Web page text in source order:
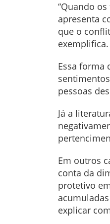
“Quando
apresenta
que o
exemplifica.
Essa forma
pessoas
Já a
Em outros
conta da
protetivo
explicar